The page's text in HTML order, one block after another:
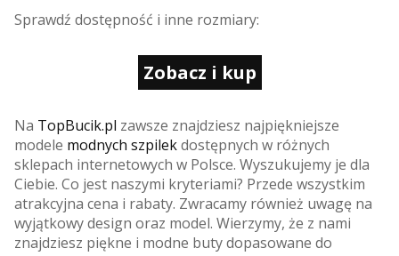
Sprawdź dostępność i inne rozmiary:
Zobacz i kup
Na TopBucik.pl zawsze znajdziesz najpiękniejsze
modele modnych szpilekdostępnych w różnych
sklepach internetowych w Polsce. Wyszukujemy je dla
Ciebie. Co jest naszymi kryteriami? Przede wszystkim
atrakcyjna cena i rabaty. Zwracamy również uwagę na
wyjątkowy design oraz model. Wierzymy, że z nami
znajdziesz piękne i modne buty dopasowane do